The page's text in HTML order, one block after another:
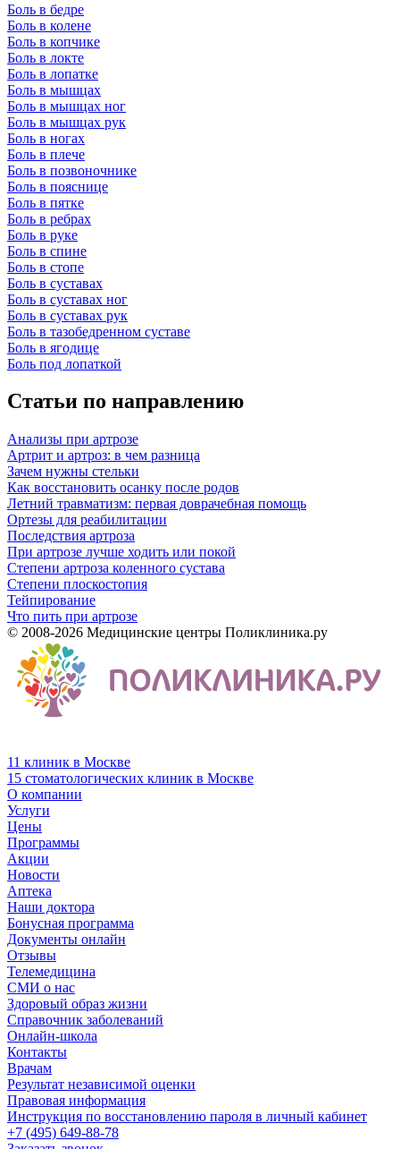
Боль в бедре
Боль в колене
Боль в копчике
Боль в локте
Боль в лопатке
Боль в мышцах
Боль в мышцах ног
Боль в мышцах рук
Боль в ногах
Боль в плече
Боль в позвоночнике
Боль в пояснице
Боль в пятке
Боль в ребрах
Боль в руке
Боль в спине
Боль в стопе
Боль в суставах
Боль в суставах ног
Боль в суставах рук
Боль в тазобедренном суставе
Боль в ягодице
Боль под лопаткой
Статьи по направлению
Анализы при артрозе
Артрит и артроз: в чем разница
Зачем нужны стельки
Как восстановить осанку после родов
Летний травматизм: первая доврачебная помощь
Ортезы для реабилитации
Последствия артроза
При артрозе лучше ходить или покой
Степени артроза коленного сустава
Степени плоскостопия
Тейпирование
Что пить при артрозе
© 2008-2026 Медицинские центры Поликлиника.ру
11 клиник в Москве
15 стоматологических клиник в Москве
О компании
Услуги
Цены
Программы
Акции
Новости
Аптека
Наши доктора
Бонусная программа
Документы онлайн
Отзывы
Телемедицина
СМИ о нас
Здоровый образ жизни
Справочник заболеваний
Онлайн-школа
Контакты
Врачам
Результат независимой оценки
Правовая информация
Инструкция по восстановлению пароля в личный кабинет
+7 (495) 649-88-78